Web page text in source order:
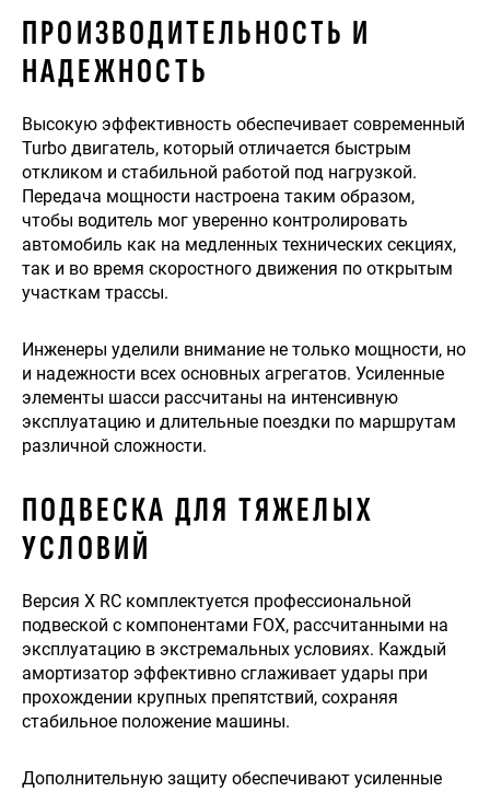
ПРОИЗВОДИТЕЛЬНОСТЬ И
НАДЕЖНОСТЬ
Высокую эффективность обеспечивает современный
Turbo двигатель, который отличается быстрым
откликом и стабильной работой под нагрузкой.
Передача мощности настроена таким образом,
чтобы водитель мог уверенно контролировать
автомобиль как на медленных технических секциях,
так и во время скоростного движения по открытым
участкам трассы.
Инженеры уделили внимание не только мощности, но
и надежности всех основных агрегатов. Усиленные
элементы шасси рассчитаны на интенсивную
эксплуатацию и длительные поездки по маршрутам
различной сложности.
ПОДВЕСКА ДЛЯ ТЯЖЕЛЫХ
УСЛОВИЙ
Версия X RC комплектуется профессиональной
подвеской с компонентами FOX, рассчитанными на
эксплуатацию в экстремальных условиях. Каждый
амортизатор эффективно сглаживает удары при
прохождении крупных препятствий, сохраняя
стабильное положение машины.
Дополнительную защиту обеспечивают усиленные